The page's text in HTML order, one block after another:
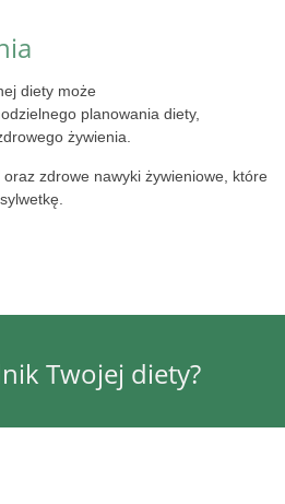
diety może
planowania diety,
żywienia.
zdrowe nawyki żywieniowe, które
Twojej diety?